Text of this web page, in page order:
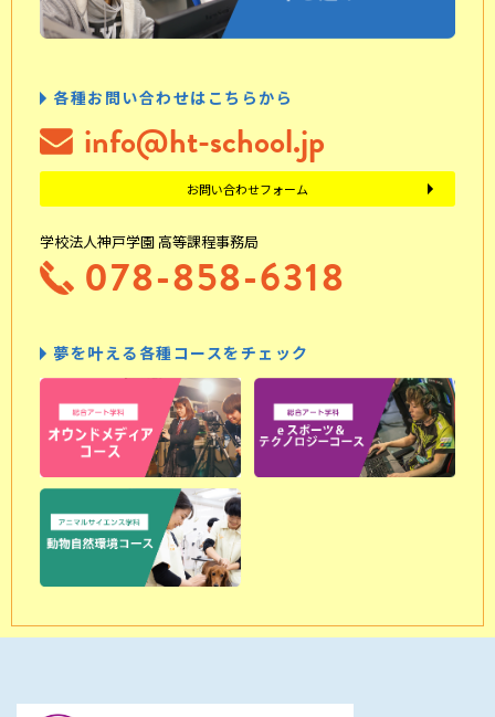
各種お問い合わせはこちらから
info@ht-school.jp
お問い合わせフォーム
学校法人神戸学園 高等課程事務局
078-858-6318
夢を叶える各種コースをチェック